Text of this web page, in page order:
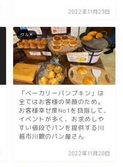
2022年11月25日
グルメ
「ベーカリーパンプキン」は
全てはお客様の笑顔のため。
お客様幸せ度No1を目指して、
イベントが多く、お求めしや
すい値段でパンを提供する川
越市川鶴のパン屋さん
2022年11月20日